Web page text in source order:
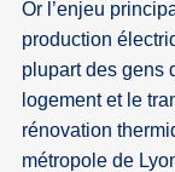
Or l’enjeu
production
plupart des gens
logement et le
rénovation
métropole de